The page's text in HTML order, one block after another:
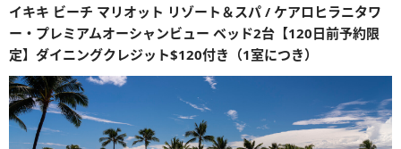
イキキ ビーチ マリオット リゾート＆スパ / ケアロヒラニタワ
ー・プレミアムオーシャンビュー ベッド2台【120日前予約限
定】ダイニングクレジット$120付き（1室につき）